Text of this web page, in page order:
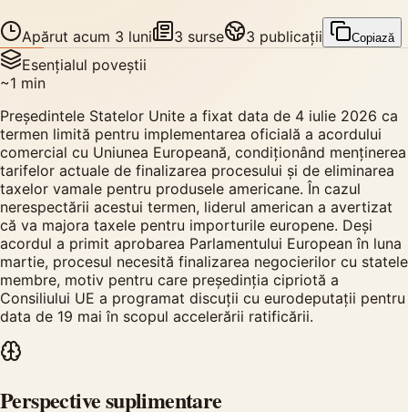
Apărut acum 3 luni 3 surse 3 publicații Copiază
Esențialul poveștii
~1 min
Președintele Statelor Unite a fixat data de 4 iulie 2026 ca
termen limită pentru implementarea oficială a acordului
comercial cu Uniunea Europeană, condiționând menținerea
tarifelor actuale de finalizarea procesului și de eliminarea
taxelor vamale pentru produsele americane. În cazul
nerespectării acestui termen, liderul american a avertizat
că va majora taxele pentru importurile europene. Deși
acordul a primit aprobarea Parlamentului European în luna
martie, procesul necesită finalizarea negocierilor cu statele
membre, motiv pentru care președinția cipriotă a
Consiliului UE a programat discuții cu eurodeputații pentru
data de 19 mai în scopul accelerării ratificării.
Perspective suplimentare